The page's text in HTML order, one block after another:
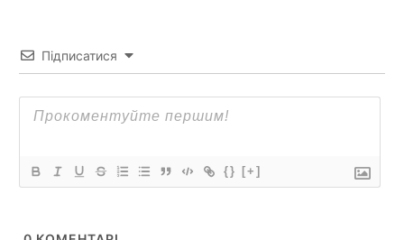
Підписатися
{} [+]